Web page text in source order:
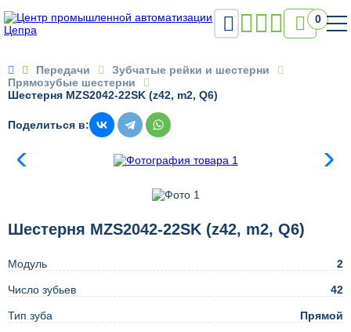
 0
 Передачи
Зубчатые рейки и шестерни
Прямозубые шестерни
Шестерня MZS2042-22SK (z42, m2, Q6)
Поделиться в:
Шестерня MZS2042-22SK (z42, m2, Q6)
Модуль 2
Число зубьев 42
Тип зуба Прямой